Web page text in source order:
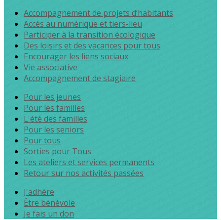
Accompagnement de projets d’habitants
Accés au numérique et tiers-lieu
Participer à la transition écologique
Des loisirs et des vacances pour tous
Encourager les liens sociaux
Vie associative
Accompagnement de stagiaire
Pour les jeunes
Pour les familles
L'été des familles
Pour les seniors
Pour tous
Sorties pour Tous
Les ateliers et services permanents
Retour sur nos activités passées
J'adhère
Être bénévole
Je fais un don